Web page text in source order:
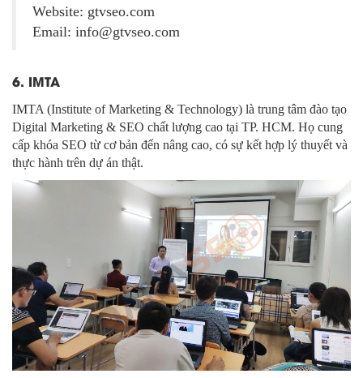
Website: gtvseo.com
Email: info@gtvseo.com
6. IMTA
IMTA (Institute of Marketing & Technology) là trung tâm đào tạo
Digital Marketing & SEO chất lượng cao tại TP. HCM. Họ cung
cấp khóa SEO từ cơ bản đến nâng cao, có sự kết hợp lý thuyết và
thực hành trên dự án thật.